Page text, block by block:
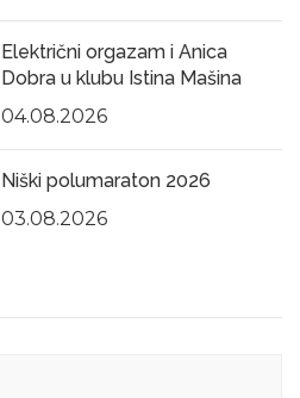
Električni orgazam i Anica
Dobra u klubu Istina Mašina
04.08.2026
Niški polumaraton 2026
03.08.2026